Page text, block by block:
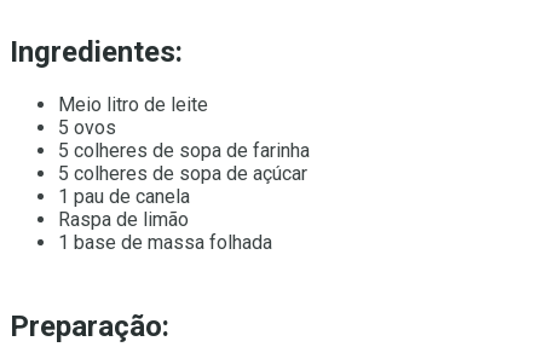
Ingredientes:
Meio litro de leite
5 ovos
5 colheres de sopa de farinha
5 colheres de sopa de açúcar
1 pau de canela
Raspa de limão
1 base de massa folhada
Preparação: